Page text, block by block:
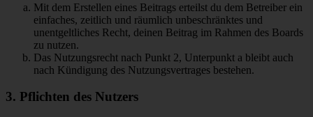
Mit dem Erstellen eines Beitrags erteilst du dem Betreiber ein
einfaches, zeitlich und räumlich unbeschränktes und
unentgeltliches Recht, deinen Beitrag im Rahmen des Boards
zu nutzen.
Das Nutzungsrecht nach Punkt 2, Unterpunkt a bleibt auch
nach Kündigung des Nutzungsvertrages bestehen.
3. Pflichten des Nutzers